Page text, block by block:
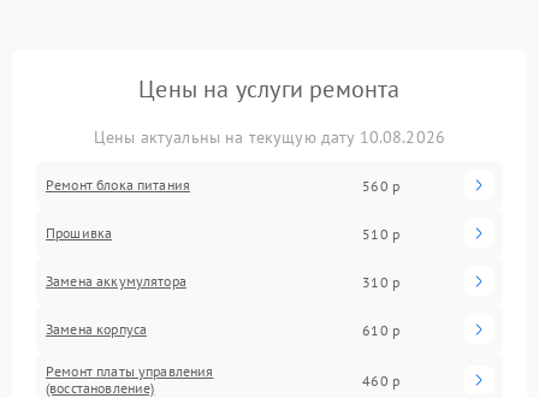
Цены на услуги ремонта
Цены актуальны на текущую дату 10.08.2026
Ремонт блока питания 560 р
Прошивка 510 р
Замена аккумулятора 310 р
Замена корпуса 610 р
Ремонт платы управления
(восстановление)
460 р